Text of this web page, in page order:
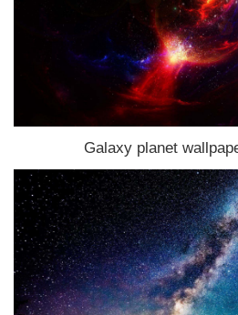
Galaxy planet